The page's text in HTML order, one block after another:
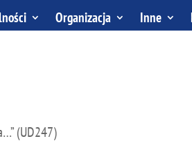
Organizacja Inne
(UD247)